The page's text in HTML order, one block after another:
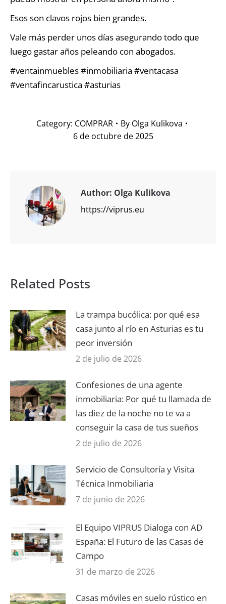
Esos son clavos rojos bien grandes.
Vale más perder unos días asegurando todo que
luego gastar años peleando con abogados.
#ventainmuebles #inmobiliaria #ventacasa
#ventafincarustica #asturias
Category: COMPRAR By Olga Kulikova
6 de octubre de 2025
Author: Olga Kulikova
https://viprus.eu
Related Posts
La trampa bucólica: por qué esa
casa junto al río en Asturias es tu
peor inversión
2 de julio de 2026
Confesiones de una agente
inmobiliaria: Por qué tu llamada de
las diez de la noche no te va a
conseguir la casa de tus sueños
2 de julio de 2026
Servicio de Consultoría y Visita
Técnica Inmobiliaria
7 de junio de 2026
El Equipo VIPRUS Dialoga con AD
España: El Futuro de las Casas de
Campo
31 de marzo de 2026
Casas móviles en suelo rústico en